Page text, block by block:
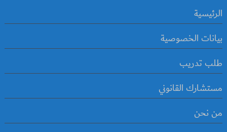
الرئيسية
بيانات الخصوصية
طلب تدريب
مستشارك القانوني
من نحن